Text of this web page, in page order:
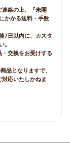
連絡の上、『未開
かかる送料・手数
7日以内に、カスタ
。
・交換をお受けする
品となりますで、
応いたしかねま